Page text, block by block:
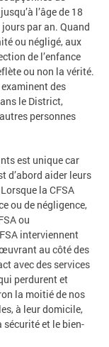
l’âge de 18
par an. Quand
ou négligé, aux
de l’enfance
ou non la vérité.
des
le District,
personnes
est unique car
d’abord aider leurs
la CFSA
ou de négligence,
ou
interviennent
au côté des
avec des services
perdurent et
la moitié de nos
à leur domicile,
et le bien-